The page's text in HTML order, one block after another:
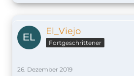
El_Viejo
Fortgeschrittener
26. Dezember 2019